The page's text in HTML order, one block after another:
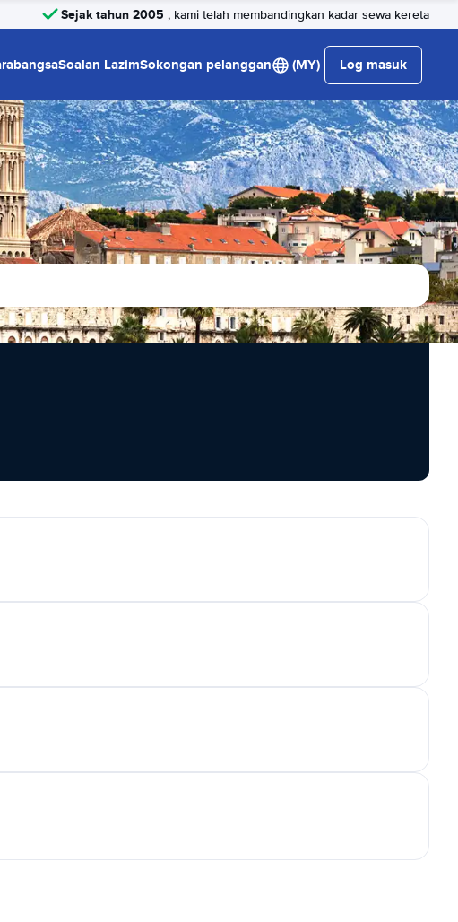
Sejak tahun 2005 , kami telah membandingkan kadar sewa kereta
Soalan LazimSokongan pelanggan (MY) Log masuk